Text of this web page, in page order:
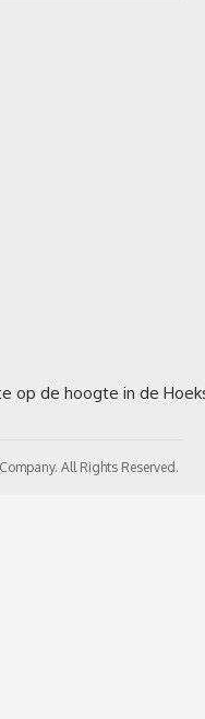
All Rights Reserved.